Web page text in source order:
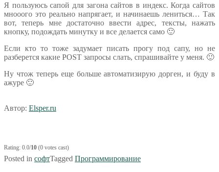
Я пользуюсь сапой для загона сайтов в индекс. Когда сайтов
мнооого это реально напрягает, и начинаешь лениться… Так
вот, теперь мне достаточно ввести адрес, тексты, нажать
кнопку, подождать минутку и все делается само 🙂
Если кто то тоже задумает писать прогу под сапу, но не
разберется какие POST запросы слать, спрашивайте у меня. 🙂
Ну чтож теперь еще больше автоматизирую дорген, и буду в
ажуре 🙂
Автор: Elsper.ru
Rating: 0.0/10 (0 votes cast)
Posted in софтTagged Программирование